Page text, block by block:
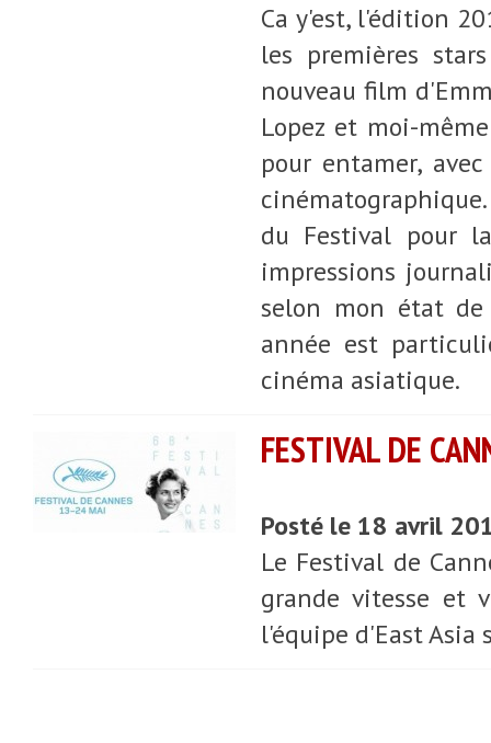
Ca y'est, l'édition
les premières
nouveau film
Lopez et moi-
pour entamer,
du Festival pour
impressions
selon mon état
année est
cinéma asiatique.
FESTIVAL DE
Posté le 18 avril
Le Festival de
grande vitesse et
l'équipe d'East Asia